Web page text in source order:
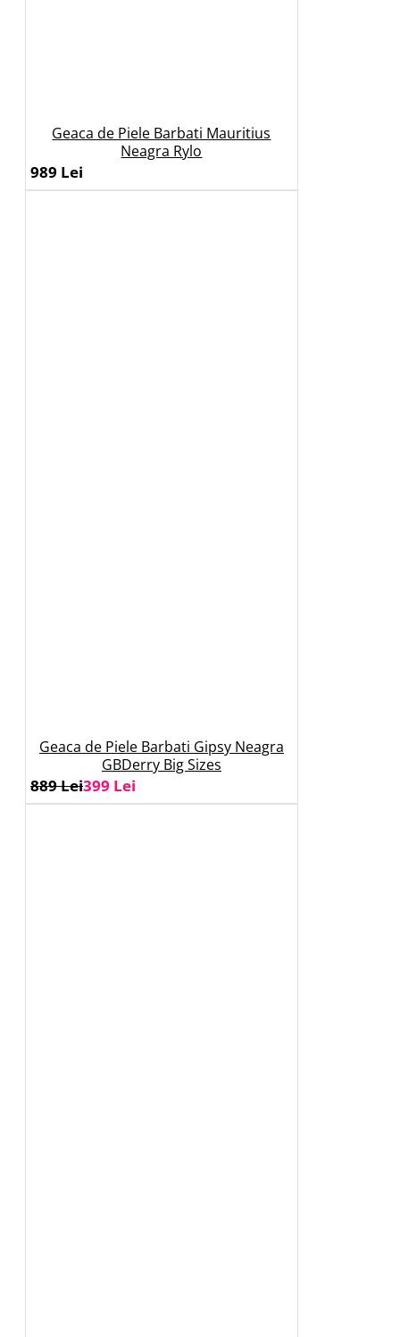
Geaca de Piele Barbati Mauritius
Neagra Rylo
989 Lei
Geaca de Piele Barbati Gipsy Neagra
GBDerry Big Sizes
399 Lei
889 Lei